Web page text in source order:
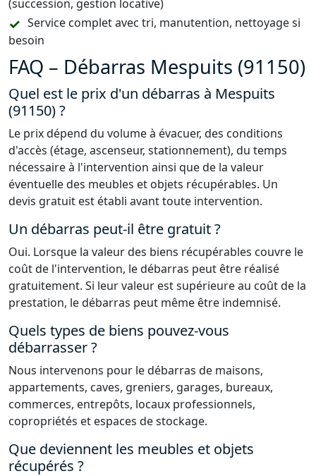
(succession, gestion locative)
Service complet avec tri, manutention, nettoyage si
besoin
FAQ – Débarras Mespuits (91150)
Quel est le prix d'un débarras à Mespuits
(91150) ?
Le prix dépend du volume à évacuer, des conditions
d'accès (étage, ascenseur, stationnement), du temps
nécessaire à l'intervention ainsi que de la valeur
éventuelle des meubles et objets récupérables. Un
devis gratuit est établi avant toute intervention.
Un débarras peut-il être gratuit ?
Oui. Lorsque la valeur des biens récupérables couvre le
coût de l'intervention, le débarras peut être réalisé
gratuitement. Si leur valeur est supérieure au coût de la
prestation, le débarras peut même être indemnisé.
Quels types de biens pouvez-vous
débarrasser ?
Nous intervenons pour le débarras de maisons,
appartements, caves, greniers, garages, bureaux,
commerces, entrepôts, locaux professionnels,
copropriétés et espaces de stockage.
Que deviennent les meubles et objets
récupérés ?